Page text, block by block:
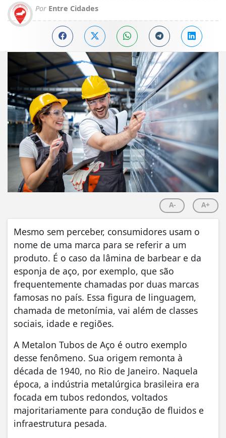
Por Entre Cidades
A- A+
Mesmo sem perceber, consumidores usam o
nome de uma marca para se referir a um
produto. É o caso da lâmina de barbear e da
esponja de aço, por exemplo, que são
frequentemente chamadas por duas marcas
famosas no país. Essa figura de linguagem,
chamada de metonímia, vai além de classes
sociais, idade e regiões.
A Metalon Tubos de Aço é outro exemplo
desse fenômeno. Sua origem remonta à
década de 1940, no Rio de Janeiro. Naquela
época, a indústria metalúrgica brasileira era
focada em tubos redondos, voltados
majoritariamente para condução de fluidos e
infraestrutura pesada.